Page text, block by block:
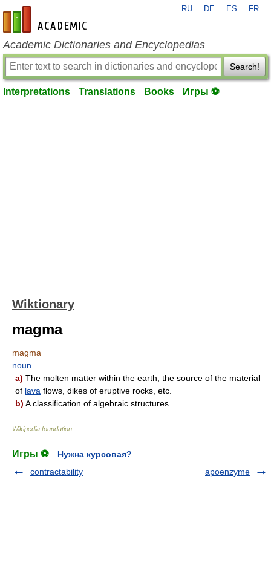
en-academic.com
RU DE ES FR
Academic Dictionaries and Encyclopedias
Search!
Interpretations Translations Books Игры ⚽
Wiktionary
magma
magma
noun
a) The molten matter within the earth, the source of the material
of lava flows, dikes of eruptive rocks, etc.
b) A classification of algebraic structures.
Wikipedia foundation
Игры ⚽
Нужна курсовая?
contractability
apoenzyme